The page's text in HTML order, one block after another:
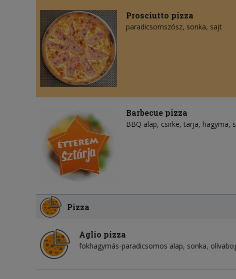
Prosciutto pizza
paradicsomszósz sonka sajt
Barbecue pizza
BBQ alap csirke tarja hagyma
Pizza
Aglio pizza
fokhagymás-paradicsomos alap sonka